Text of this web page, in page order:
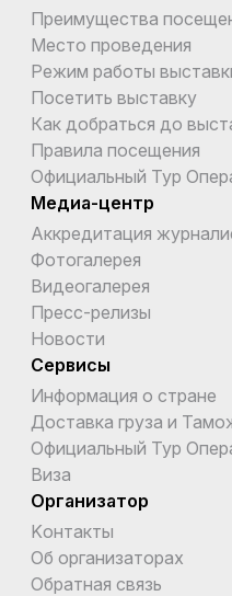
Преимущества
Место проведения
Режим работы
Посетить выставку
Как добраться до
Правила посещения
Официальный Тур
Медиа-центр
Аккредитация
Фотогалерея
Видеогалерея
Пресс-релизы
Новости
Сервисы
Информация о стране
Доставка груза и
Официальный Тур
Виза
Организатор
Kонтакты
Об организаторах
Обратная связь